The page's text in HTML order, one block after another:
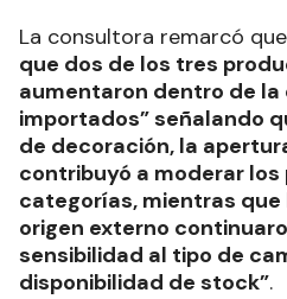
La consultora remarcó
que dos de los tres
aumentaron dentro de la
importados” señalando
de decoración, la
contribuyó a moderar los
categorías, mientras
origen externo
sensibilidad al tipo de
disponibilidad de stock”.